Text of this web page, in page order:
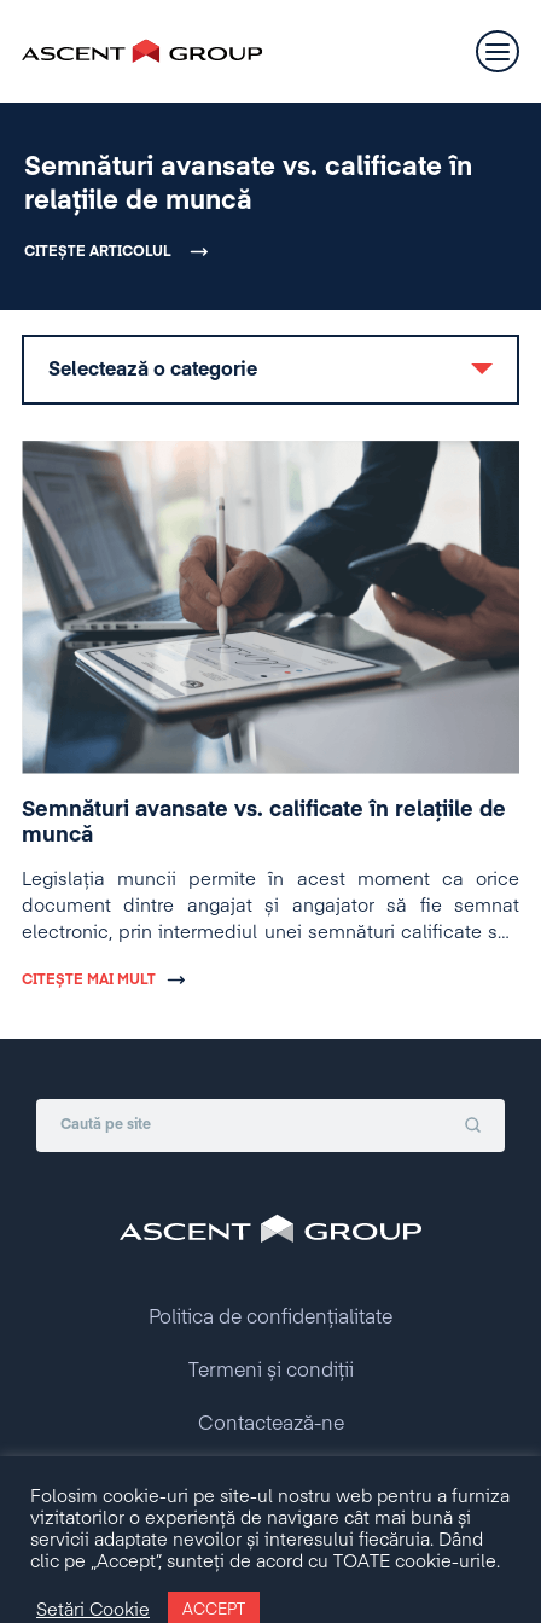
Semnături avansate vs. calificate în
relațiile de muncă
CITEȘTE ARTICOLUL
Selectează o categorie
Semnături avansate vs. calificate în relațiile de
muncă
Legislația muncii permite în acest moment ca orice
document dintre angajat și angajator să fie semnat
electronic, prin intermediul unei semnături calificate sau
CITEȘTE MAI MULT
Copyright © 2009 - 2026 Ascent Group.
All rights reserved.
Politica de confidențialitate
Termeni și condiții
Contactează-ne
Folosim cookie-uri pe site-ul nostru web pentru a furniza
vizitatorilor o experiență de navigare cât mai bună și
servicii adaptate nevoilor și interesului fiecăruia. Dând
clic pe „Accept”, sunteți de acord cu TOATE cookie-urile.
Setări Cookie ACCEPT